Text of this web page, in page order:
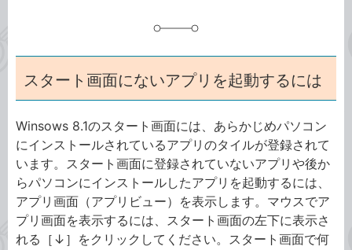
スタート画面にないアプリを起動するには
Winsows 8.1のスタート画面には、あらかじめパソコン
にインストールされているアプリのタイルが登録されて
います。スタート画面に登録されていないアプリや後か
らパソコンにインストールしたアプリを起動するには、
アプリ画面（アプリビュー）を表示します。マウスでア
プリ画面を表示するには、スタート画面の左下に表示さ
れる［↓］をクリックしてください。スタート画面で何